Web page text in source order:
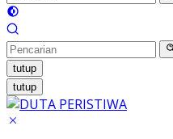
tutup
tutup